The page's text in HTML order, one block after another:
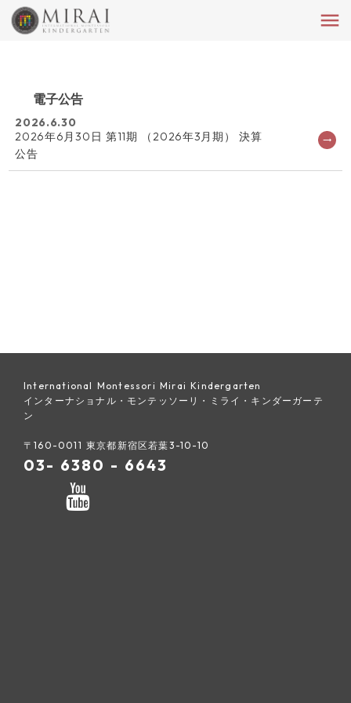
menu
電子公告
2026.6.30
2026年6月30日 第11期 （2026年3月期） 決算
公告
trending_flat
International Montessori Mirai Kindergarten
インターナショナル・モンテッソーリ・ミライ・キンダーガーテ
ン
〒160-0011 東京都新宿区若葉3-10-10
03- 6380 - 6643